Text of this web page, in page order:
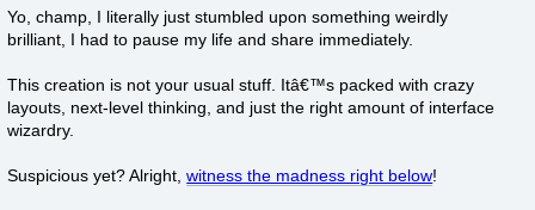
Yo, champ, I literally just stumbled upon something weirdly
brilliant, I had to pause my life and share immediately.
This creation is not your usual stuff. Itâ€™s packed with crazy
layouts, next-level thinking, and just the right amount of interface
wizardry.
Suspicious yet? Alright,witness the madness right below!